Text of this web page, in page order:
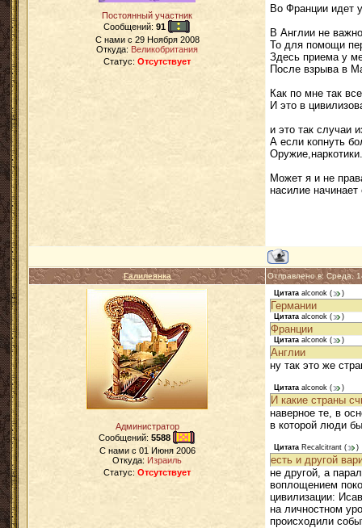
Постоянный участник
Сообщений:91
C нами с 29 Ноября 2008
Откуда: Великобритания
Статус:Отсутствует
Во Франции идет
В Англии не
То для помощи
Здесь приема у
После взрыва в
Как по мне так
И это в
и это так случаи
А если копнуть
Может я и не
насилие
Галилеянка Отправлено в:
Администратор
Сообщений:5588
C нами с 01 Июня 2006
Откуда: Израиль
Статус:Отсутствует
Цитата alconok ( )
Германии
Цитата alconok ( )
Франции
Цитата alconok ( )
Англии
ну так это же
Цитата alconok ( )
И какие страны
наверное те, в
в которой люди
Цитата Recalcitrant ( )
есть и другой
не другой, а
воплощением
цивилизации:
на личностном
происходили